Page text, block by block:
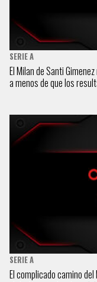
SERIE A
El Milan de Santi
a menos de que los
SERIE A
El complicado camino